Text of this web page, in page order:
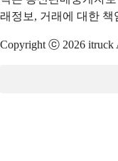
래정보, 거래에 대한
Copyright ⓒ 2026 itruck